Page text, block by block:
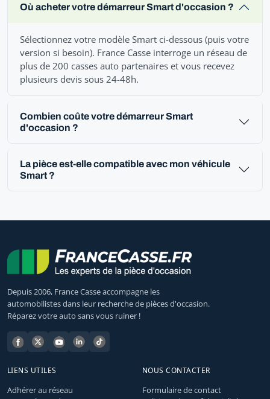
Où acheter votre démarreur Smart d'occasion ?
Sélectionnez votre modèle Smart ci-dessous (puis votre
version si besoin). France Casse interroge un réseau de
plus de 200 casses auto partenaires et vous recevez
plusieurs devis sous 24-48h.
Combien coûte votre démarreur Smart
d'occasion ?
La pièce est-elle compatible avec mon véhicule
Smart ?
Depuis 2006, France Casse accompagne les
automobilistes dans leur recherche de pièces d'occasion.
Réparez votre auto sans vous ruiner !
LIENS UTILES
Adhérer au réseau
NOUS CONTACTER
Formulaire de contact